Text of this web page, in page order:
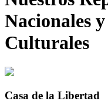
Nacionales
Culturales
Casa de la Libertad